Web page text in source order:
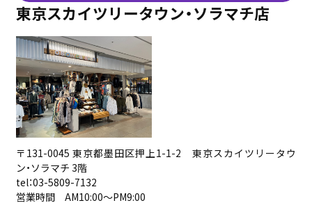
東京スカイツリータウン・ソラマチ店
〒131-0045 東京都墨田区押上1-1-2 東京スカイツリータウ
ン・ソラマチ 3階
tel：03-5809-7132
営業時間 AM10:00〜PM9:00